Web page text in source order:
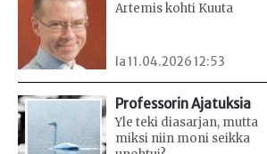
Artemis kohti Kuuta
la 11.04.2026 12:53
Professorin Ajatuksia
Yle teki diasarjan, mutta
miksi niin moni seikka